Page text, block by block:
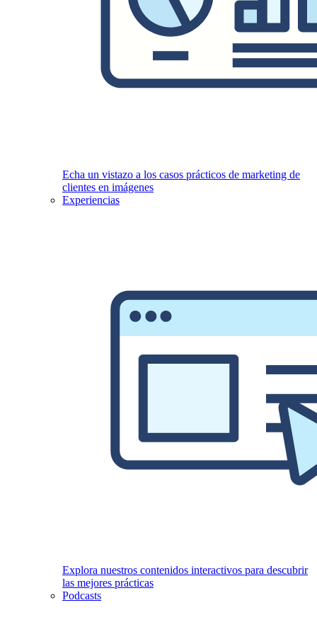
Echa un vistazo a los casos prácticos de marketing de
clientes en imágenes
Experiencias
Explora nuestros contenidos interactivos para descubrir
las mejores prácticas
Podcasts